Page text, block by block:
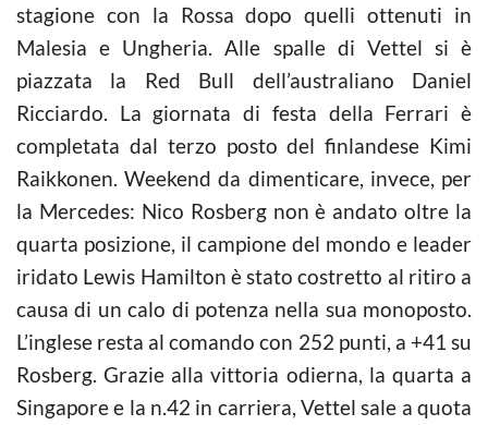
stagione con la Rossa dopo quelli ottenuti in
Malesia e Ungheria. Alle spalle di Vettel si è
piazzata la Red Bull dell’australiano Daniel
Ricciardo. La giornata di festa della Ferrari è
completata dal terzo posto del finlandese Kimi
Raikkonen. Weekend da dimenticare, invece, per
la Mercedes: Nico Rosberg non è andato oltre la
quarta posizione, il campione del mondo e leader
iridato Lewis Hamilton è stato costretto al ritiro a
causa di un calo di potenza nella sua monoposto.
L’inglese resta al comando con 252 punti, a +41 su
Rosberg. Grazie alla vittoria odierna, la quarta a
Singapore e la n.42 in carriera, Vettel sale a quota